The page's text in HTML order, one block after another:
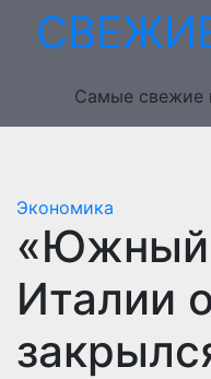
Перейти
Самые свежие
Экономика
«Южный
Италии